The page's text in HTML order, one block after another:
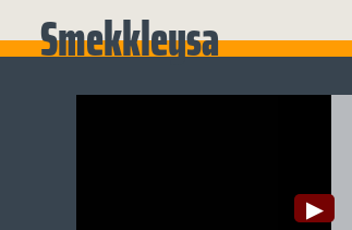
Smekkleysa
▶